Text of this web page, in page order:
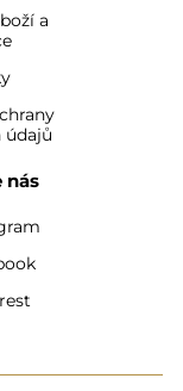
a
údajů
nás